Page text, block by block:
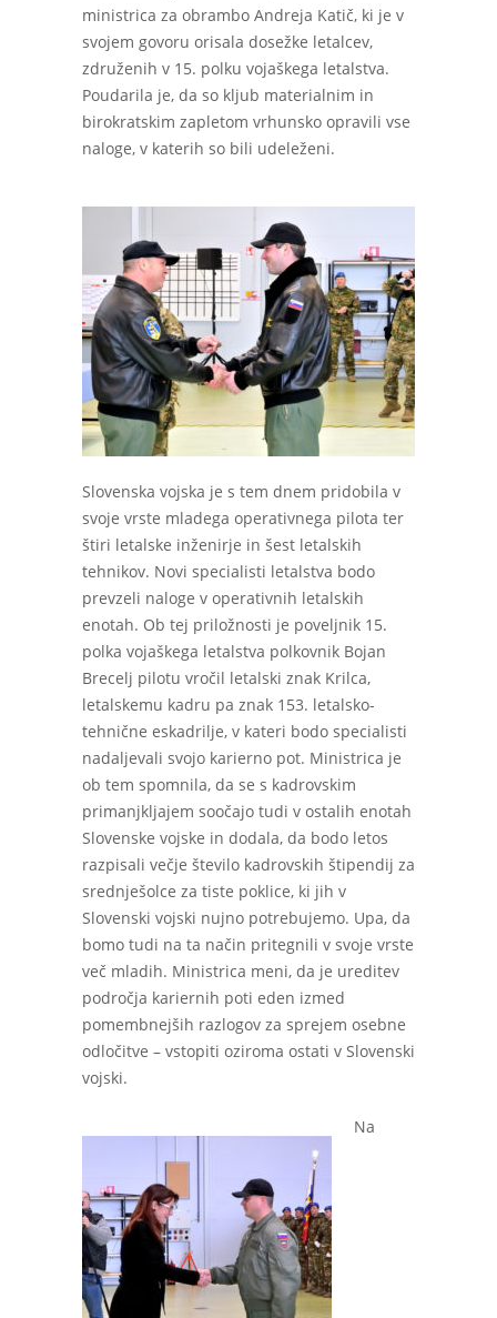
ministrica za obrambo Andreja Katič, ki je v
svojem govoru orisala dosežke letalcev,
združenih v 15. polku vojaškega letalstva.
Poudarila je, da so kljub materialnim in
birokratskim zapletom vrhunsko opravili vse
naloge, v katerih so bili udeleženi.
Slovenska vojska je s tem dnem pridobila v
svoje vrste mladega operativnega pilota ter
štiri letalske inženirje in šest letalskih
tehnikov. Novi specialisti letalstva bodo
prevzeli naloge v operativnih letalskih
enotah. Ob tej priložnosti je poveljnik 15.
polka vojaškega letalstva polkovnik Bojan
Brecelj pilotu vročil letalski znak Krilca,
letalskemu kadru pa znak 153. letalsko-
tehnične eskadrilje, v kateri bodo specialisti
nadaljevali svojo karierno pot. Ministrica je
ob tem spomnila, da se s kadrovskim
primanjkljajem soočajo tudi v ostalih enotah
Slovenske vojske in dodala, da bodo letos
razpisali večje število kadrovskih štipendij za
srednješolce za tiste poklice, ki jih v
Slovenski vojski nujno potrebujemo. Upa, da
bomo tudi na ta način pritegnili v svoje vrste
več mladih. Ministrica meni, da je ureditev
področja kariernih poti eden izmed
pomembnejših razlogov za sprejem osebne
odločitve – vstopiti oziroma ostati v Slovenski
vojski.
Na